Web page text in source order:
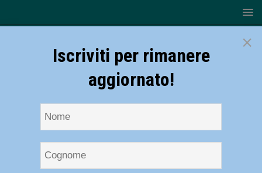
×
Iscriviti per rimanere
aggiornato!